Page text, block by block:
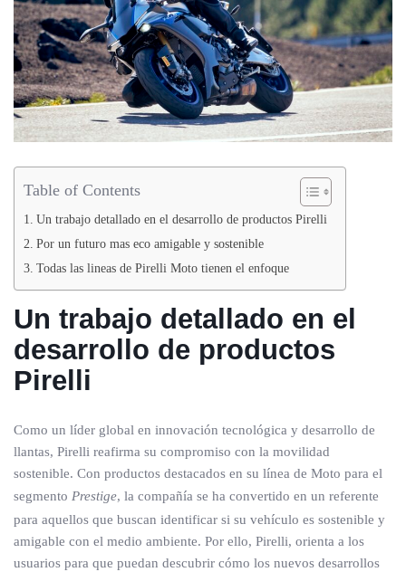
Table of Contents
Un trabajo detallado en el desarrollo de productos Pirelli
Por un futuro mas eco amigable y sostenible
Todas las lineas de Pirelli Moto tienen el enfoque
Un trabajo detallado en el
desarrollo de productos
Pirelli
Como un líder global en innovación tecnológica y desarrollo de
llantas, Pirelli reafirma su compromiso con la movilidad
sostenible. Con productos destacados en su línea de Moto para el
segmento Prestige, la compañía se ha convertido en un referente
para aquellos que buscan identificar si su vehículo es sostenible y
amigable con el medio ambiente. Por ello, Pirelli, orienta a los
usuarios para que puedan descubrir cómo los nuevos desarrollos